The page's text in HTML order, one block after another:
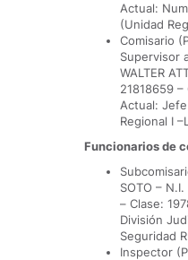
Actual:
(Unidad
Comisario
Supervisor
WALTER
21818659 –
Actual:
Regional I
Funcionarios de
SOTO –
– Clase:
División
Seguridad
Inspector